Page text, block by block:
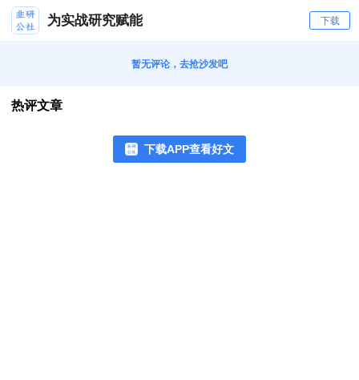
为实战研究赋能 下载
暂无评论，去抢沙发吧
热评文章
下载APP查看好文